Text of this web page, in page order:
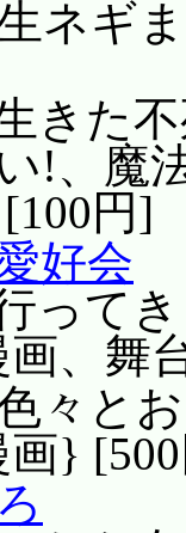
ネギ
きた
!、魔
円]
好会
って
画、舞
々と
}